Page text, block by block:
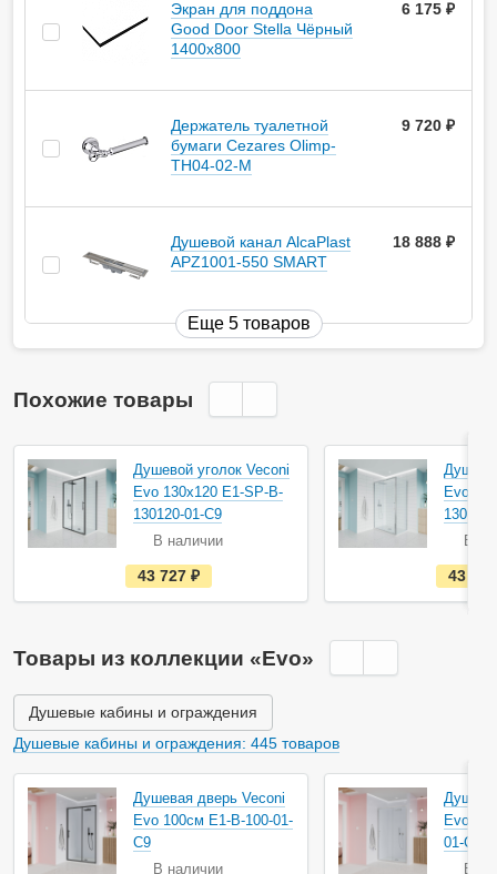
Экран для поддона
Good Door Stella Чёрный
1400x800
6 175
Держатель туалетной
бумаги Cezares Olimp-
TH04-02-M
9 720
Душевой канал AlcaPlast
APZ1001-550 SMART
18 888
Еще 5 товаров
Похожие товары
Душевой уголок Veconi
Evo 130х120 E1-SP-B-
130120-01-C9
В наличии
е
с
т
а
и
ч
и
и
43 727
Evo
В
43
Товары из коллекции «Evo»
Душевые кабины и ограждения
Душевые кабины и ограждения: 445 товаров
Душевая дверь Veconi
Evo 100см E1-B-100-01-
C9
В наличии
Evo
01-C9
В